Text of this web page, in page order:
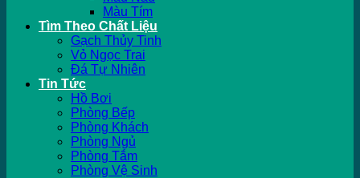
Màu Tím
Tìm Theo Chất Liệu
Gạch Thủy Tinh
Vỏ Ngọc Trai
Đá Tự Nhiên
Tin Tức
Hồ Bơi
Phòng Bếp
Phòng Khách
Phòng Ngủ
Phòng Tắm
Phòng Vệ Sinh